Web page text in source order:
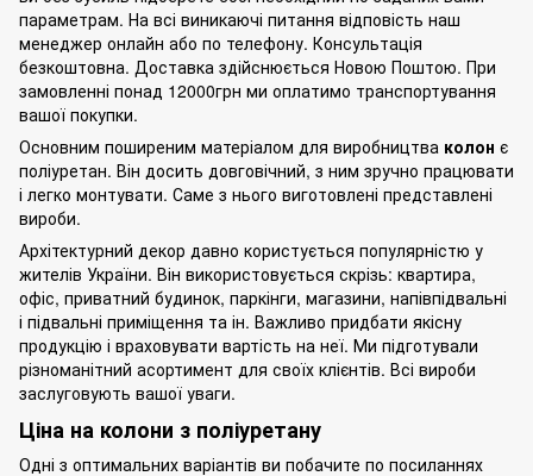
параметрам. На всі виникаючі питання відповість наш
менеджер онлайн або по телефону. Консультація
безкоштовна. Доставка здійснюється Новою Поштою. При
замовленні понад 12000грн ми оплатимо транспортування
вашої покупки.
Основним поширеним матеріалом для виробництва колон є
поліуретан. Він досить довговічний, з ним зручно працювати
і легко монтувати. Саме з нього виготовлені представлені
вироби.
Архітектурний декор давно користується популярністю у
жителів України. Він використовується скрізь: квартира,
офіс, приватний будинок, паркінги, магазини, напівпідвальні
і підвальні приміщення та ін. Важливо придбати якісну
продукцію і враховувати вартість на неї. Ми підготували
різноманітний асортимент для своїх клієнтів. Всі вироби
заслуговують вашої уваги.
Ціна на колони з поліуретану
Одні з оптимальних варіантів ви побачите по посиланнях